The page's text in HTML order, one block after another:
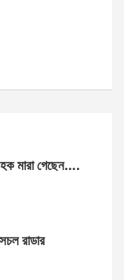
মারা গেছেন….
রাডার